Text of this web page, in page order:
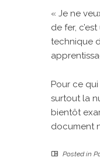
« Je ne
de fer,
technique
Pour ce
surtout la
bientôt
document
Posted in